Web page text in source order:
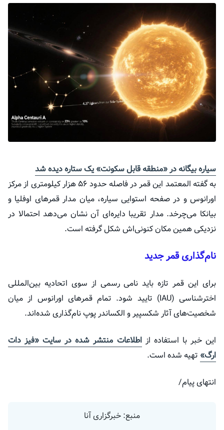
سیاره بیگانه در «منطقه قابل سکونت» یک ستاره دیده شد
به گفته المعتمد این قمر در فاصله حدود ۵۶ هزار کیلومتری از مرکز
اورانوس و در صفحه استوایی سیاره، میان مدار قمر‌های اوفلیا و
بیانکا می‌چرخد. مدار تقریبا دایره‌ای آن نشان می‌دهد احتمالا در
نزدیکی همین مکان کنونی‌اش شکل گرفته است.
نام‌گذاری قمر جدید
برای این قمر تازه باید نامی رسمی از سوی اتحادیه بین‌المللی
اخترشناسی (IAU) تایید شود. تمام قمر‌های اورانوس از میان
شخصیت‌های آثار شکسپیر و الکساندر پوپ نام‌گذاری شده‌اند.
این خبر با استفاده ازاطلاعات منتشر شده در سایت «فیز دات
ارگ» تهیه شده است.
انتهای پیام/
منبع: خبرگزاری آنا